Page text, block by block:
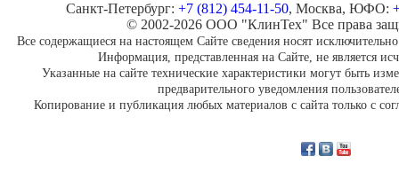
Санкт-Петербург: +7 (812) 454-11-50, Москва, ЮФО:
© 2002-2026 ООО "КлинТех" Все права
Все содержащиеся на настоящем Сайте сведения носят
Информация, представленная на Сайте, не является
Указанные на сайте технические характеристики могут быть
предварительного уведомления
Копирование и публикация любых материалов с сайта только с